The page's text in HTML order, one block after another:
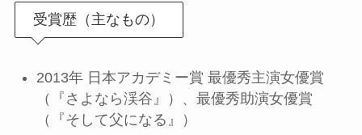
受賞歴（主なもの）
2013年 日本アカデミー賞 最優秀主演女優賞
（『さよなら渓谷』）、最優秀助演女優賞
（『そして父になる』）